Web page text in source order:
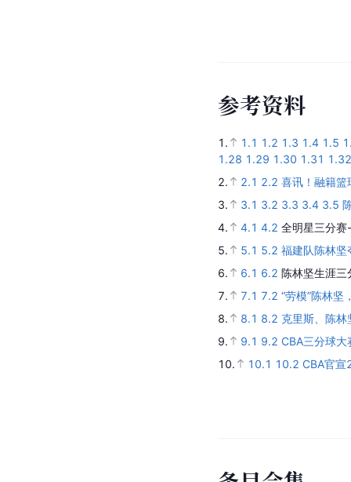
参考资料
1. 1.1 1.2 1.3 1.4 1.5
1.28 1.29 1.30 1.31 1.32
2.
2.1 2.2 喜讯！融籍篮
3.
3.1 3.2 3.3 3.4 3.5
4.
4.1 4.2 全明星三分赛
5.
5.1 5.2 福建队陈林坚
6.
6.1 6.2 陈林坚生涯
7.
7.1 7.2 “劳模”陈林坚
8.
8.1 8.2 克里斯、陈
9.
9.1 9.2 CBA三分球
10.
10.1 10.2 CBA官